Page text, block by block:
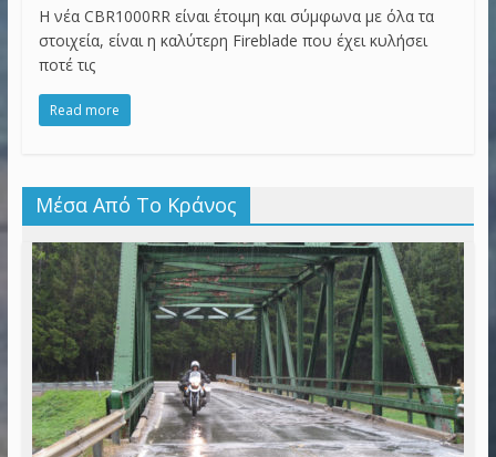
Η νέα CBR1000RR είναι έτοιμη και σύμφωνα με όλα τα
στοιχεία, είναι η καλύτερη Fireblade που έχει κυλήσει
ποτέ τις
Read more
Μέσα Από Το Κράνος